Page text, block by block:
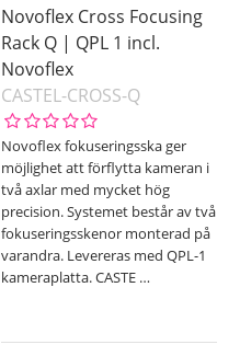
Novoflex Cross Focusing
Rack Q | QPL 1 incl.
Novoflex
CASTEL-CROSS-Q
Novoflex fokuseringsska ger
möjlighet att förflytta kameran i
två axlar med mycket hög
precision. Systemet består av två
fokuseringsskenor monterad på
varandra. Levereras med QPL-1
kameraplatta. CASTE …